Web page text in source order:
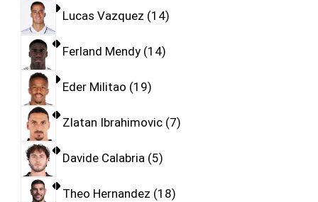
Lucas Vazquez 14
Ferland Mendy 14
Eder Militao 19
Zlatan Ibrahimovic 7
Davide Calabria 5
Theo Hernandez 18